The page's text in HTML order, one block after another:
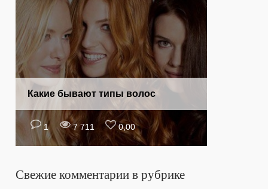
1 7 711 0,00
Какие бывают типы волос
Свежие комментарии в рубрике